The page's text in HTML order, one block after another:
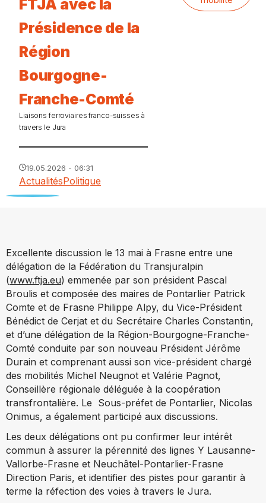
FTJA avec la
Présidence de la
Région
Bourgogne-
Franche-Comté
Liaisons ferroviaires franco-suisses à
travers le Jura
19.05.2026 - 06:31
ActualitésPolitique
Excellente discussion le 13 mai à Frasne entre une
délégation de la Fédération du Transjuralpin
(www.ftja.eu) emmenée par son président Pascal
Broulis et composée des maires de Pontarlier Patrick
Comte et de Frasne Philippe Alpy, du Vice-Président
Bénédict de Cerjat et du Secrétaire Charles Constantin,
et d’une délégation de la Région-Bourgogne-Franche-
Comté conduite par son nouveau Président Jérôme
Durain et comprenant aussi son vice-président chargé
des mobilités Michel Neugnot et Valérie Pagnot,
Conseillère régionale déléguée à la coopération
transfrontalière. Le Sous-préfet de Pontarlier, Nicolas
Onimus, a également participé aux discussions.
Les deux délégations ont pu confirmer leur intérêt
commun à assurer la pérennité des lignes Y Lausanne-
Vallorbe-Frasne et Neuchâtel-Pontarlier-Frasne
Direction Paris, et identifier des pistes pour garantir à
terme la réfection des voies à travers le Jura.